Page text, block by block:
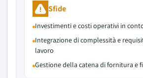
Sfide
Investimenti e costi operativi in
Integrazione di complessità e
lavoro
Gestione della catena di fornitura e